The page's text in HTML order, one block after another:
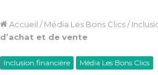
Accueil / Média Les Bons Clics/
d’achat et de vente
Inclusion financière Média Les Bons Clics